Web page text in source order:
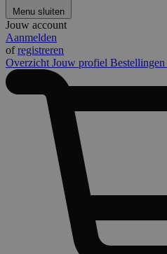
Menu sluiten
Jouw account
Aanmelden
ofregistreren
Overzicht Jouw profiel Bestellingen